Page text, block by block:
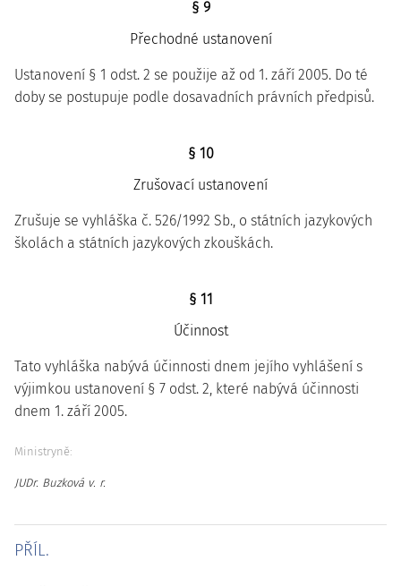
§ 9
Přechodné ustanovení
Ustanovení § 1 odst. 2 se použije až od 1. září 2005. Do té
doby se postupuje podle dosavadních právních předpisů.
§ 10
Zrušovací ustanovení
Zrušuje se vyhláška č. 526/1992 Sb., o státních jazykových
školách a státních jazykových zkouškách.
§ 11
Účinnost
Tato vyhláška nabývá účinnosti dnem jejího vyhlášení s
výjimkou ustanovení § 7 odst. 2, které nabývá účinnosti
dnem 1. září 2005.
Ministryně:
JUDr. Buzková v. r.
PŘÍL.